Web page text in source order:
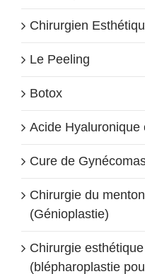
Chirurgien
Le Peeling
Botox
Acide Hyaluronique
Cure de
Chirurgie du
(Génioplastie)
Chirurgie
(blépharoplastie